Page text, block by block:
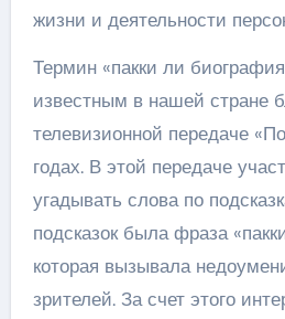
жизни и деятельности
Термин «пакки ли
известным в нашей стране
телевизионной передаче
годах. В этой передаче
угадывать слова по
подсказок была фраза
которая вызывала
зрителей. За счет этого